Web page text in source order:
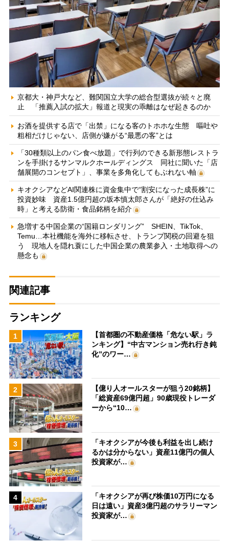
京都大・神戸大など、難関国立大学の総合型選抜が続々と廃
止 「推薦入試の拡大」報道と現実の乖離はなぜ起きるのか
お酒を提供する店で「出禁」になる客のトホホな生態 嘔吐や
粗相だけじゃない、店側が嫌がる“最悪の客”とは
「30種類以上のパン食べ放題」で行列のできる新形態レストラ
ンを手掛けるサンマルクホールディングス 同社に聞いた「店
舗展開のコンセプト」、事業を多角化してもぶれない軸
キオクシアなどAI関連株に資金集中で“割安になった成長株”に
投資妙味 資産1.5億円超の坂本慎太郎さんが「絶好の仕込み
時」と考える防衛・食品銘柄を紹介
急増する中国企業の“国籍ロンダリング” SHEIN、TikTok、
Temu…本社機能を海外に移転させ、トランプ関税の回避を狙
う 現地人を隠れ蓑にした中国企業の農業参入・土地取得への
懸念も
関連記事
ランキング
1
【首都圏の不動産価格「危ない駅」ラ
ンキング】“中古マンション売れ行き鈍
化”のワー…
2
【億り人オールスターが狙う20銘柄】
「総資産69億円超」90歳現役トレーダ
ーから“10…
3
「キオクシアが今後も利益を出し続け
るかは分からない」資産11億円の個人
投資家が…
4
「キオクシアが再び株価10万円になる
日は遠い」資産3億円超のサラリーマン
投資家が…